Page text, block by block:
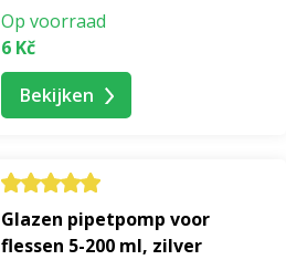
Op voorraad
6 Kč
Bekijken
Glazen pipetpomp voor
flessen 5-200 ml, zilver